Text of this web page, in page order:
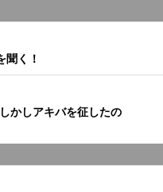
く！
かしアキバを征したの